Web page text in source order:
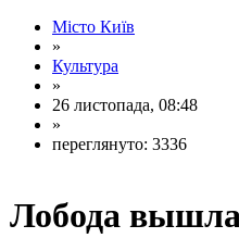
Місто Київ
»
Культура
»
26 листопада, 08:48
»
переглянуто: 3336
Лобода вышла